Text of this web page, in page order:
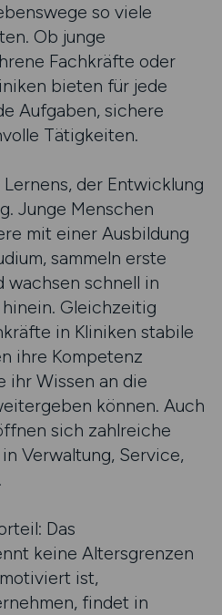
so viele
Ob junge
Fachkräfte oder
bieten für jede
Aufgaben, sichere
Tätigkeiten.
der Entwicklung
Junge Menschen
mit einer Ausbildung
sammeln erste
wachsen schnell in
Gleichzeitig
in Kliniken stabile
ihre Kompetenz
ihr Wissen an die
können. Auch
sich zahlreiche
Verwaltung, Service,
Das
keine Altersgrenzen
ist,
findet in